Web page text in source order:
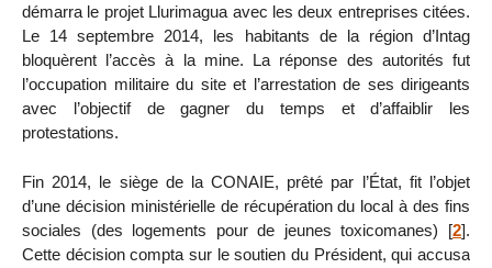
démarra le projet Llurimagua avec les deux entreprises citées.
Le 14 septembre 2014, les habitants de la région d’Intag
bloquèrent l’accès à la mine. La réponse des autorités fut
l’occupation militaire du site et l’arrestation de ses dirigeants
avec l’objectif de gagner du temps et d’affaiblir les
protestations.
Fin 2014, le siège de la CONAIE, prêté par l’État, fit l’objet
d’une décision ministérielle de récupération du local à des fins
sociales (des logements pour de jeunes toxicomanes) [2].
Cette décision compta sur le soutien du Président, qui accusa